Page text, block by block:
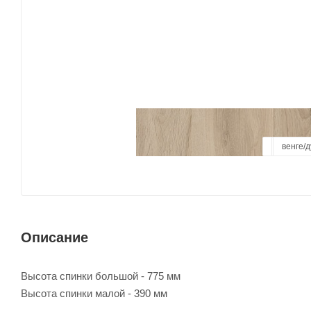
сонома/
ясень
венге/
Описание
Высота спинки большой - 775 мм
Высота спинки малой - 390 мм